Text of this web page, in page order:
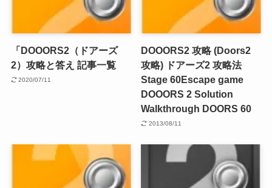
「DOOORS2（ドアーズ
2）攻略と答え 記事一覧
2020/07/11
DOOORS2 攻略 (Doors2
攻略) ドアーズ2 攻略法
Stage 60Escape game
DOOORS 2 Solution
Walkthrough DOORS 60
2013/08/11